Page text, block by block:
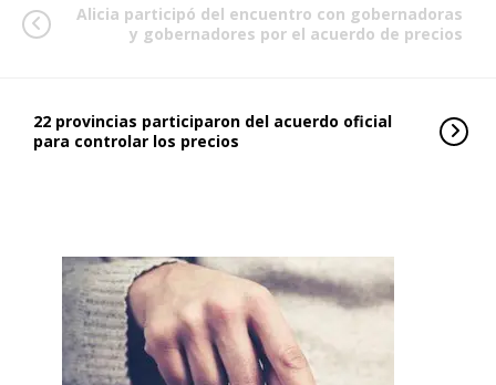
Alicia participó del encuentro con gobernadoras
y gobernadores por el acuerdo de precios
22 provincias participaron del acuerdo oficial
para controlar los precios